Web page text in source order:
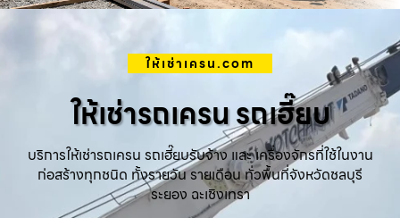
ให้เช่าเครน.com
ให้เช่ารถเครน รถเฮี๊ยบ
บริการให้เช่ารถเครน รถเฮี๊ยบรับจ้าง และ เครื่องจักรที่ใช้ในงาน
ก่อสร้างทุกชนิด ทั้งรายวัน รายเดือน ทั่วพื้นที่จังหวัดชลบุรี
ระยอง ฉะเชิงเทรา